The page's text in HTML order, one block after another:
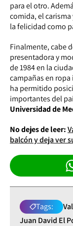
para el otro.
comida, el
la felicidad como
Finalmente, cabe
presentadora y
de 1984 en la
campañas en
ha permitido
importantes del
Universidad de
No dejes de leer:
balcón y deja ver
Tags:
Juan David El